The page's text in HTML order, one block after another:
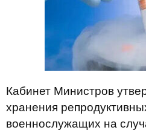
Кабинет Министров
хранения
военнослужащих на